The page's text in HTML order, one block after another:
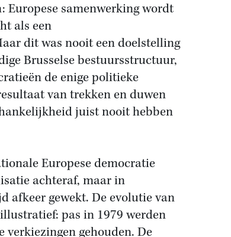
Europese samenwerking wordt
als een
dit was nooit een doelstelling
Brusselse bestuursstructuur,
de enige politieke
van trekken en duwen
juist nooit hebben
Europese democratie
achteraf, maar in
afkeer gewekt. De evolutie van
pas in 1979 werden
verkiezingen gehouden. De